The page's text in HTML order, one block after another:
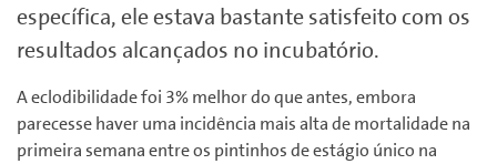
específica, ele estava bastante satisfeito com os
resultados alcançados no incubatório.
A eclodibilidade foi 3% melhor do que antes, embora
parecesse haver uma incidência mais alta de mortalidade na
primeira semana entre os pintinhos de estágio único na